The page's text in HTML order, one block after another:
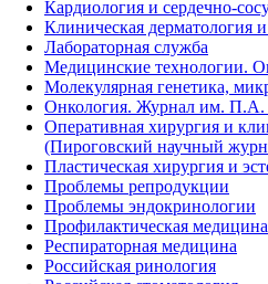
Кардиология и сердечно-
Клиническая дерматология
Лабораторная служба
Медицинские технологии.
Молекулярная генетика,
Онкология. Журнал им. П.А.
Оперативная хирургия и
(Пироговский научный
Пластическая хирургия и
Проблемы репродукции
Проблемы эндокринологии
Профилактическая медицина
Респираторная медицина
Российская ринология